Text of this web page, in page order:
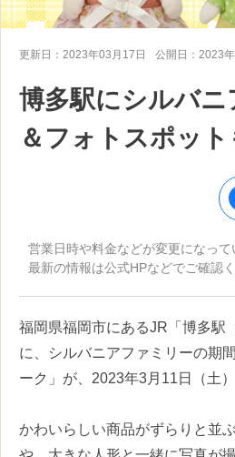
更新日： 2023年03月17日 公開日： 2023
博多駅にシルバ
＆フォトスポット
営業日時や料金などが変更になって
最新の情報は公式HPなどでご確認く
福岡県福岡市にあるJR「博多駅
に、シルバニアファミリーの期
ーク」が、2023年3月11日（土
かわいらしい商品がずらりと並